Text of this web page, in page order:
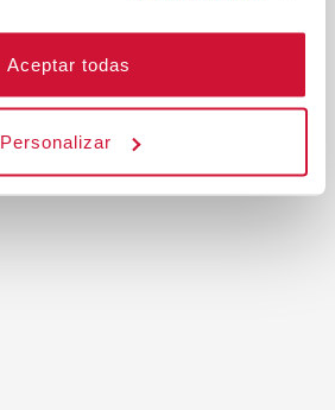
Aceptar todas
Personalizar